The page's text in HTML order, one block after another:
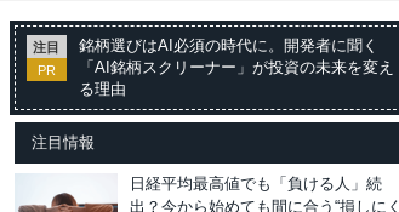
注目
PR
銘柄選びはAI必須の時代に。開発者に聞く
「AI銘柄スクリーナー」が投資の未来を変え
る理由
注目情報
日経平均最高値でも「負ける人」続
出？今から始めても間に合う“損しにく